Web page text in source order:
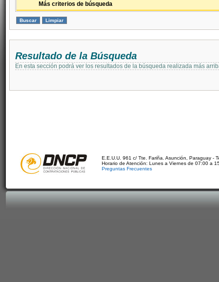
Más criterios de búsqueda
Resultado de la Búsqueda
En esta sección podrá ver los resultados de la búsqueda realizada más
E.E.U.U. 961 c/ Tte. Fariña. Asunción, Paraguay -
Horario de Atención: Lunes a Viernes de 07:00 a
Preguntas Frecuentes